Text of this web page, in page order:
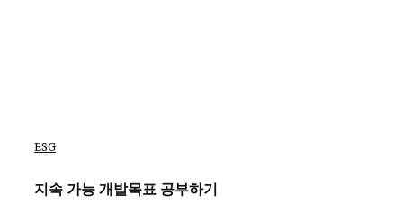
ESG
지속 가능 개발목표 공부하기